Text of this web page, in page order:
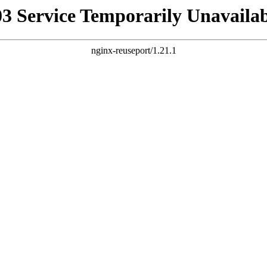
Service Temporarily
nginx-reuseport/1.21.1